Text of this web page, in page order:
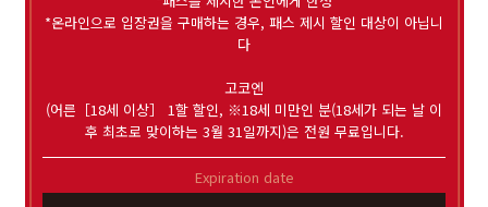
*온라인으로 입장권을 구매하는 경우, 패스 제시 할인 대상이 아닙니
다
고코엔
(어른［18세 이상］ 1할 할인, ※18세 미만인 분(18세가 되는 날 이
후 최초로 맞이하는 3월 31일까지)은 전원 무료입니다.
Expiration date